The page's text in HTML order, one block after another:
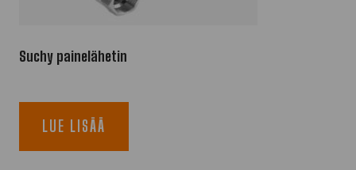
Suchy painelähetin
LUE LISÄÄ